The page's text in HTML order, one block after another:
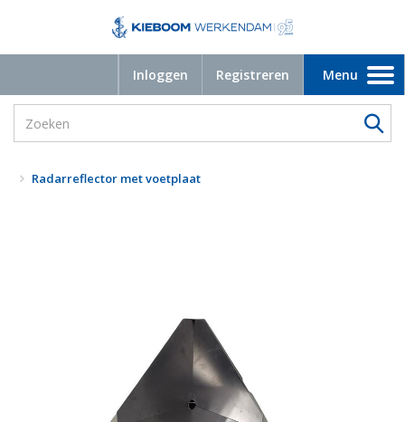
Inloggen Registreren
Toggle
navigation
Menu
Radarreflector met voetplaat